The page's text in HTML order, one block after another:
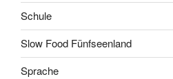
Schule
Slow Food Fünfseenland
Sprache